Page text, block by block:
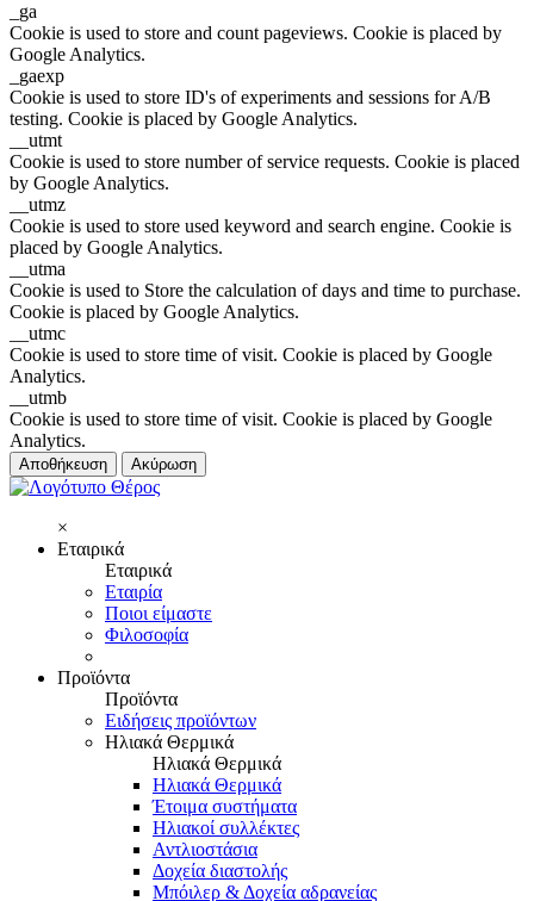
_ga
Cookie is used to store and count pageviews. Cookie is placed by
Google Analytics.
_gaexp
Cookie is used to store ID's of experiments and sessions for A/B
testing. Cookie is placed by Google Analytics.
__utmt
Cookie is used to store number of service requests. Cookie is placed
by Google Analytics.
__utmz
Cookie is used to store used keyword and search engine. Cookie is
placed by Google Analytics.
__utma
Cookie is used to Store the calculation of days and time to purchase.
Cookie is placed by Google Analytics.
__utmc
Cookie is used to store time of visit. Cookie is placed by Google
Analytics.
__utmb
Cookie is used to store time of visit. Cookie is placed by Google
Analytics.
Αποθήκευση Ακύρωση
×
Εταιρικά
Εταιρικά
Εταιρία
Ποιοι είμαστε
Φιλοσοφία
Προϊόντα
Προϊόντα
Ειδήσεις προϊόντων
Ηλιακά Θερμικά
Ηλιακά Θερμικά
Ηλιακά Θερμικά
Έτοιμα συστήματα
Ηλιακοί συλλέκτες
Αντλιοστάσια
Δοχεία διαστολής
Μπόιλερ & Δοχεία αδρανείας